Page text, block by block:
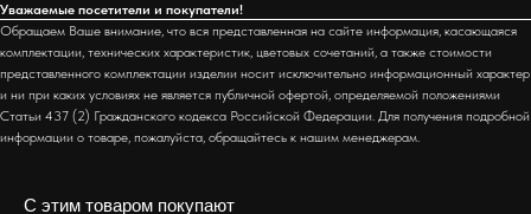
Уважаемые посетители и покупатели!
Обращаем Ваше внимание, что вся представленная на сайте информация, касающаяся
комплектации, технических характеристик, цветовых сочетаний, а также стоимости
представленного комплектации изделии носит исключительно информационный характер
и ни при каких условиях не является публичной офертой, определяемой положениями
Статьи 437 (2) Гражданского кодекса Российской Федерации. Для получения подробной
информации о товаре, пожалуйста, обращайтесь к нашим менеджерам.
С этим товаром покупают